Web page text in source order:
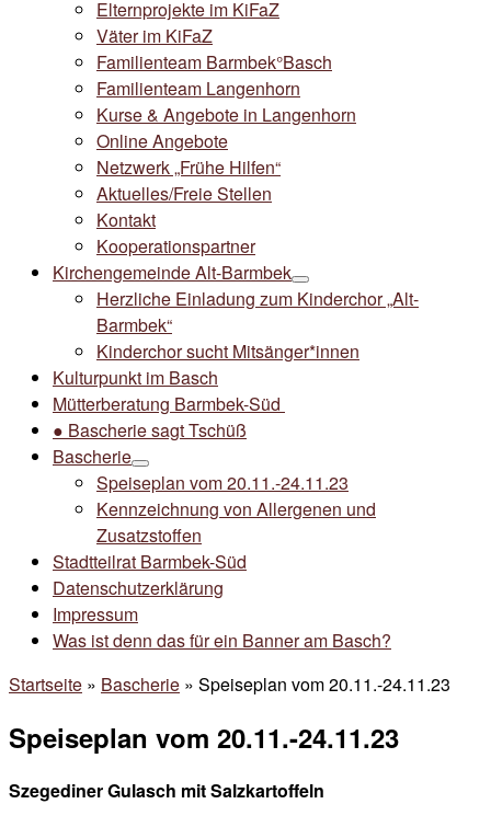
Elternprojekte im KiFaZ
Väter im KiFaZ
Familienteam Barmbek°Basch
Familienteam Langenhorn
Kurse & Angebote in Langenhorn
Online Angebote
Netzwerk „Frühe Hilfen“
Aktuelles/Freie Stellen
Kontakt
Kooperationspartner
Kirchengemeinde Alt-Barmbek
Herzliche Einladung zum Kinderchor „Alt-
Barmbek“
Kinderchor sucht Mitsänger*innen
Kulturpunkt im Basch
Mütterberatung Barmbek-Süd
● Bascherie sagt Tschüß
Bascherie
Speiseplan vom 20.11.-24.11.23
Kennzeichnung von Allergenen und
Zusatzstoffen
Stadtteilrat Barmbek-Süd
Datenschutzerklärung
Impressum
Was ist denn das für ein Banner am Basch?
Startseite » Bascherie » Speiseplan vom 20.11.-24.11.23
Speiseplan vom 20.11.-24.11.23
Szegediner Gulasch mit Salzkartoffeln